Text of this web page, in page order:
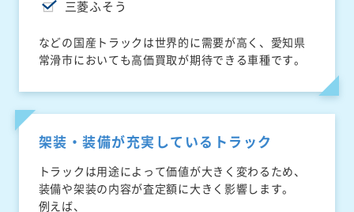
三菱ふそう
などの国産トラックは世界的に需要が高く、愛知県
常滑市においても高価買取が期待できる車種です。
架装・装備が充実しているトラック
トラックは用途によって価値が大きく変わるため、
装備や架装の内容が査定額に大きく影響します。
例えば、